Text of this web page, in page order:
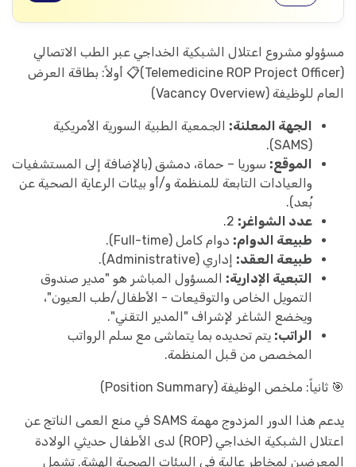
مسؤولو مشروع اعتلال الشبكية الخداجي عبر الطب الاتصالي
(Telemedicine ROP Project Officer)📋 أولاً: بطاقة العرض
العام للوظيفة (Vacancy Overview)
الجهة المعلنة: الجمعية الطبية السورية الأمريكية
(SAMS).
الموقع: سوريا – حماة، دمشق (بالإضافة إلى المستشفيات
والعيادات التابعة للمنظمة و/أو بيئات الرعاية الصحية عن
بُعد).
عدد الشواغر:
طبيعة الدوام: دوام كامل (Full-time).
طبيعة العقد: إداري (Administrative).
التبعية الإدارية: المسؤول المباشر هو "مدير صندوق
التمويل الخاص والتوقيعات - الأطفال/طب العيون"،
ويخضع الشاغر لإشراف "المدير التقني".
الراتب: يتم تحديده بما يتماشى مع سلم الرواتب
المخصص من قبل المنظمة.
🎯 ثانياً: ملخص الوظيفة (Position Summary)
يدعم هذا الدور المزدوج مهمة SAMS في منع العمى الناتج عن
اعتلال الشبكية الخداجي (ROP) لدى الأطفال حديثي الولادة
المعرضين لمخاطر عالية في البيئات الصحية الهشة. تشمل